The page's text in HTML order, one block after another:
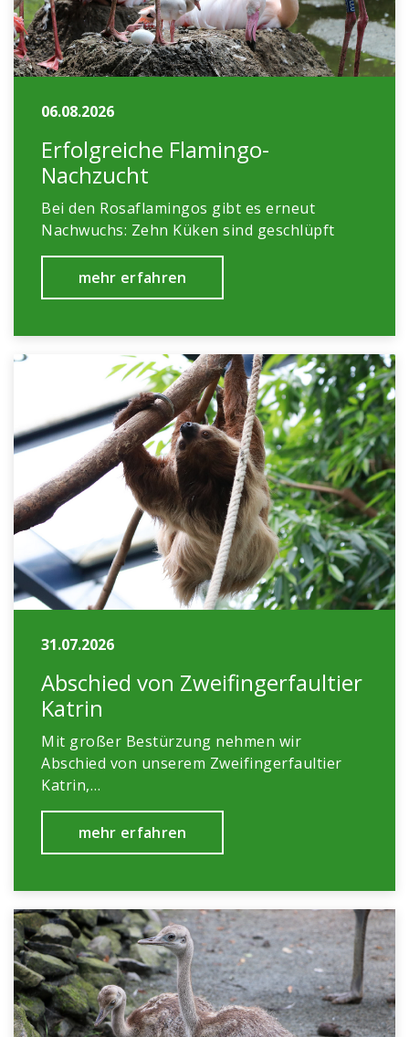
06.08.2026
Erfolgreiche Flamingo-
Nachzucht
Bei den Rosaflamingos gibt es erneut
Nachwuchs: Zehn Küken sind geschlüpft
mehr erfahren
31.07.2026
Abschied von Zweifingerfaultier
Katrin
Mit großer Bestürzung nehmen wir
Abschied von unserem Zweifingerfaultier
Katrin,…
mehr erfahren